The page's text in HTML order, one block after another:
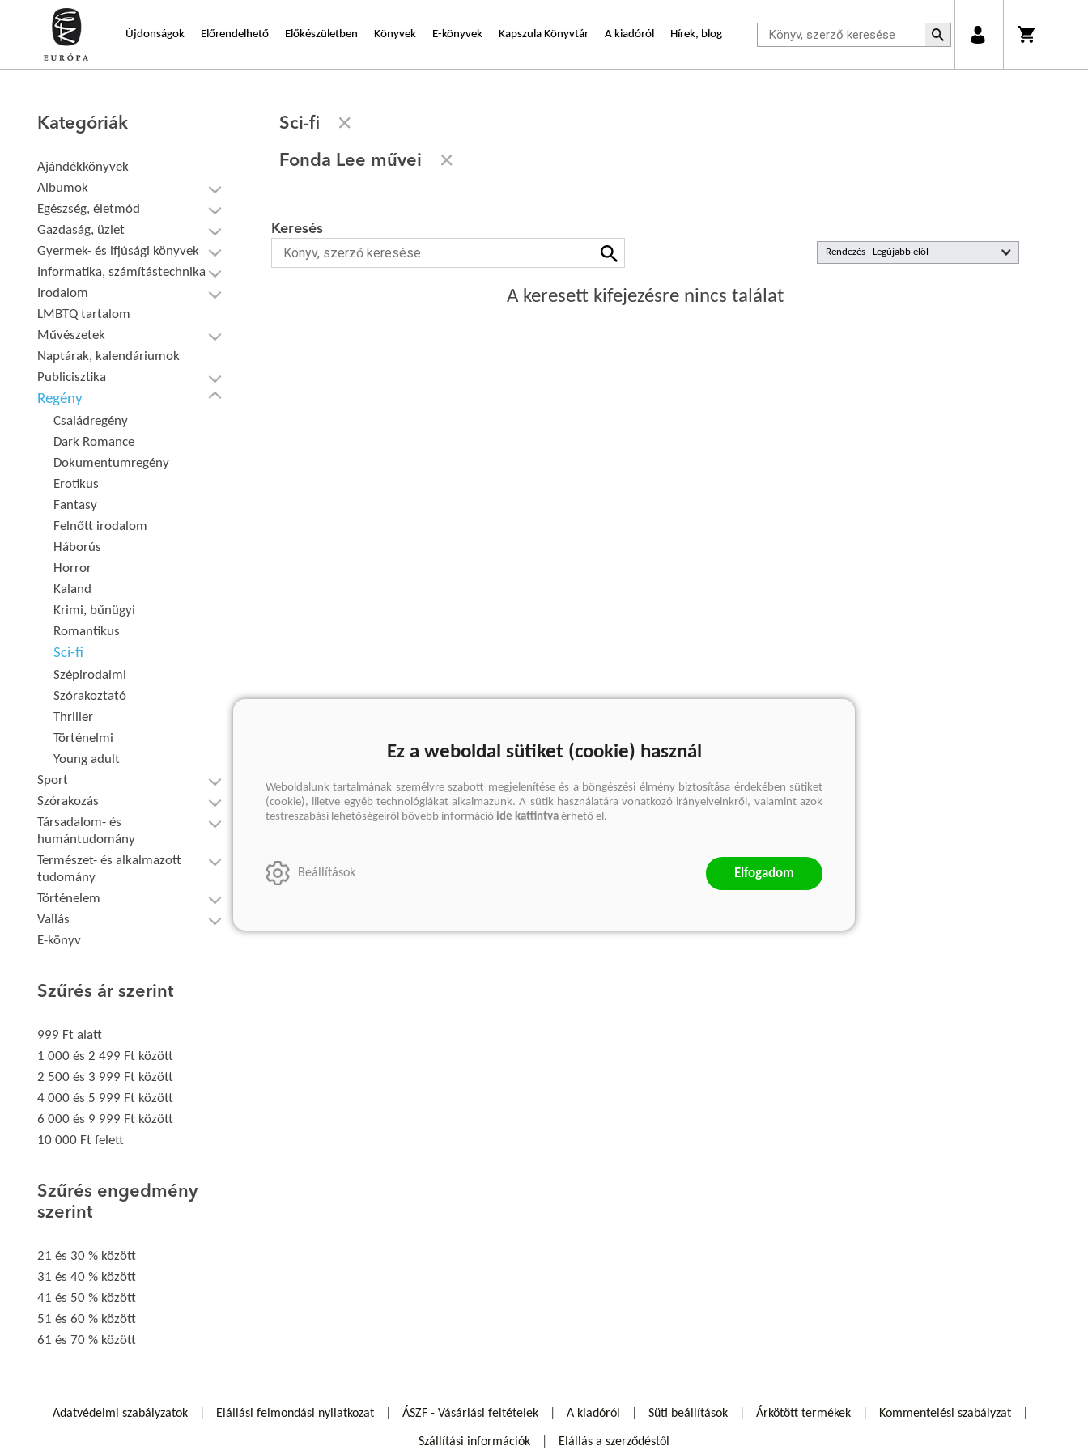
Újdonságok Előrendelhető Előkészületben Könyvek E-könyvek Kapszula Könyvtár A kiadóról Hírek, blog
Kategóriák
Ajándékkönyvek
Albumok
Egészség, életmód
Gazdaság, üzlet
Gyermek- és ifjúsági könyvek
Informatika, számítástechnika
Irodalom
LMBTQ tartalom
Művészetek
Naptárak, kalendáriumok
Publicisztika
Regény
Családregény
Dark Romance
Dokumentumregény
Erotikus
Fantasy
Felnőtt irodalom
Háborús
Horror
Kaland
Krimi, bűnügyi
Romantikus
Sci-fi
Szépirodalmi
Szórakoztató
Thriller
Történelmi
Young adult
Sport
Szórakozás
Társadalom- és
humántudomány
Természet- és alkalmazott
tudomány
Történelem
Vallás
E-könyv
Szűrés ár szerint
999 Ft alatt
1 000 és 2 499 Ft között
2 500 és 3 999 Ft között
4 000 és 5 999 Ft között
6 000 és 9 999 Ft között
10 000 Ft felett
Szűrés engedmény
szerint
21 és 30 % között
31 és 40 % között
41 és 50 % között
51 és 60 % között
61 és 70 % között
Sci-fi
Fonda Lee művei
Rendezés
Keresés
A keresett kifejezésre nincs találat
Adatvédelmi szabályzatok Elállási felmondási nyilatkozat ÁSZF - Vásárlási feltételek A kiadóról Süti beállítások Árkötött termékek Kommentelési szabályzat
Szállítási információk Elállás a szerződéstől
Ez a weboldal sütiket (cookie) használ
Weboldalunk tartalmának személyre szabott megjelenítése és a böngészési élmény biztosítása érdekében sütiket
(cookie), illetve egyéb technológiákat alkalmazunk. A sütik használatára vonatkozó irányelveinkről, valamint azok
testreszabási lehetőségeiről bővebb információ ide kattintva érhető el.
Beállítások Elfogadom